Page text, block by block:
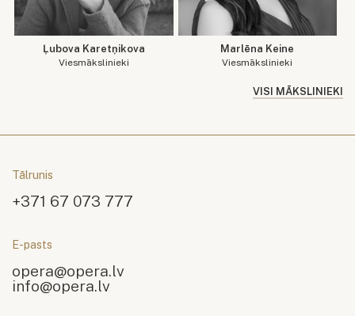
Ļubova Karetņikova
Viesmākslinieki
Marlēna Keine
Viesmākslinieki
VISI MĀKSLINIEKI
Tālrunis
+371 67 073 777
E-pasts
opera@opera.lv
info@opera.lv